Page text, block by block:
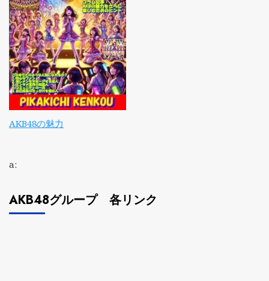
AKB48の魅力
a:
AKB48グループ 各リンク